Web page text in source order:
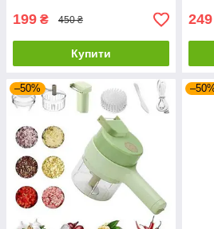
199 ₴ 450 ₴
Купити
249
–50%